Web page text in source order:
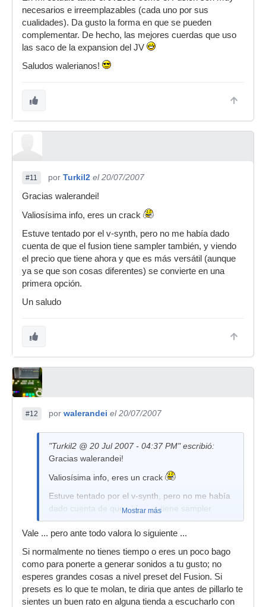
necesarios e irreemplazables (cada uno por sus
cualidades). Da gusto la forma en que se pueden
complementar. De hecho, las mejores cuerdas que uso
las saco de la expansion del JV
Saludos walerianos!
#11 por Turkil2 el 20/07/2007
Gracias walerandei!
Valiosísima info, eres un crack
Estuve tentado por el v-synth, pero no me había dado
cuenta de que el fusion tiene sampler también, y viendo
el precio que tiene ahora y que es más versátil (aunque
ya se que son cosas diferentes) se convierte en una
primera opción.
Un saludo
#12 por walerandei el 20/07/2007
"Turkil2 @ 20 Jul 2007 - 04:37 PM" escribió:
Gracias walerandei!
Valiosísima info, eres un crack
Estuve tentado por el v-synth, pero no me había
dado cuenta de que el fusion tiene sampler
también, y viendo el precio que tiene ahora y
que es más versátil (aunque ya se que son
Un saludo
Mostrar más
Vale ... pero ante todo valora lo siguiente ...
Si normalmente no tienes tiempo o eres un poco bago
como para ponerte a generar sonidos a tu gusto; no
esperes grandes cosas a nivel preset del Fusion. Si
presets es lo que te molan, te diria que antes de pillarlo te
sientes un buen rato en alguna tienda a escucharlo con